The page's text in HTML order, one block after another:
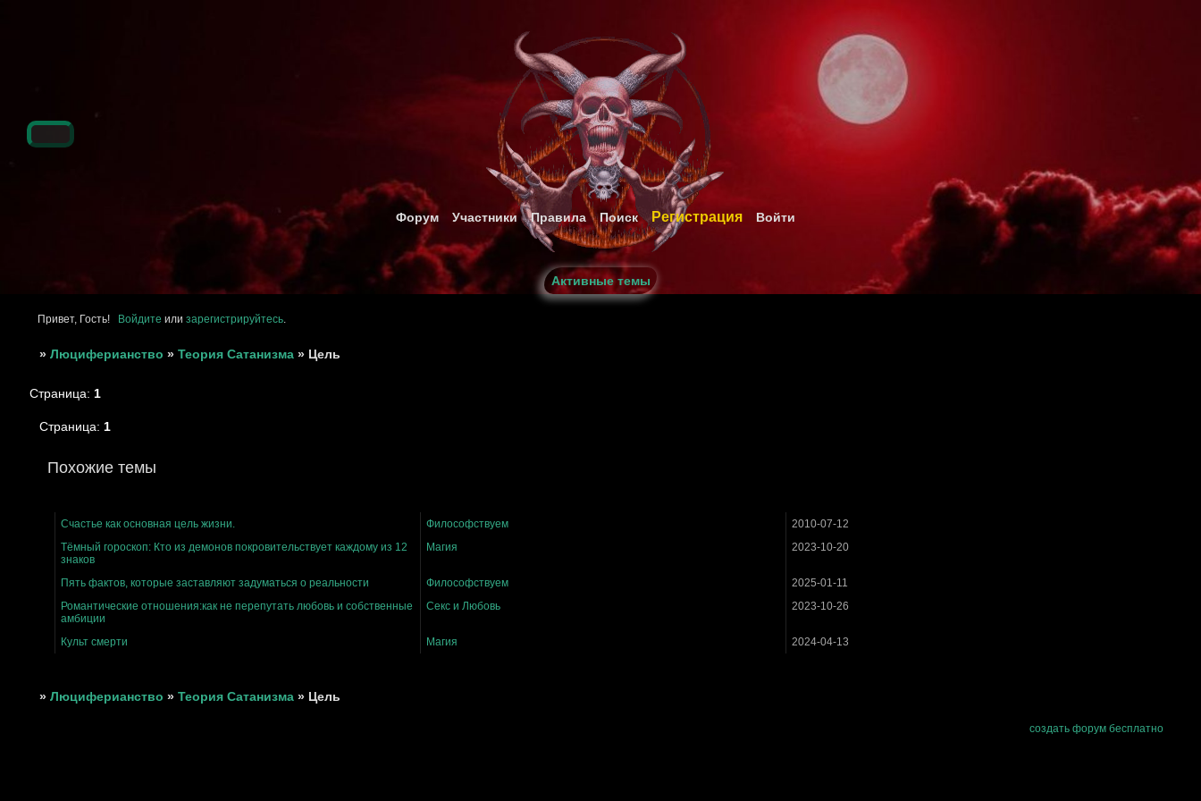
Форум Участники Правила Поиск Регистрация Войти
Активные темы
Привет, Гость! Войдите или зарегистрируйтесь
»Люциферианство »Теория Сатанизма » Цель
Страница: 1
Страница:1
Похожие темы
Счастье как основная цель жизни. Философствуем
2010-07-12
Тёмный гороскоп: Кто из демонов покровительствует каждому из 12
знаков
Магия 2023-10-20
Пять фактов, которые заставляют задуматься о реальности Философствуем
2025-01-11
Романтические отношения:как не перепутать любовь и собственные
амбиции
Секс и Любовь 2023-10-26
Культ смерти Магия 2024-04-13
»Люциферианство »Теория Сатанизма » Цель
создать форум бесплатно